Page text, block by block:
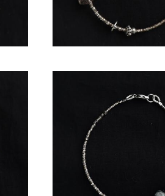
Браслет ручной